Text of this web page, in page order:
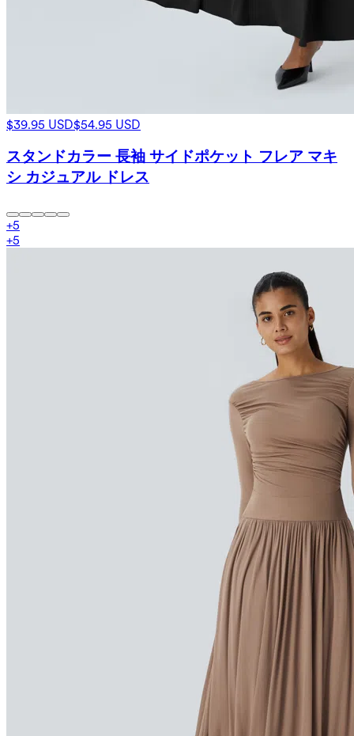
$39.95 USD$54.95 USD
スタンドカラー 長袖 サイドポケット フレア マキ
シ カジュアル ドレス
+5
+5